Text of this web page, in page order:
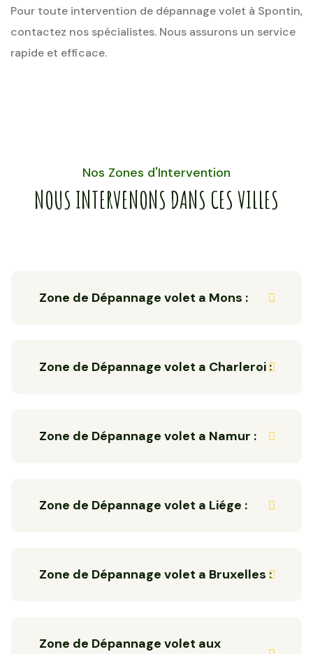
Pour toute intervention de dépannage volet à Spontin,
contactez nos spécialistes. Nous assurons un service
rapide et efficace.
Nos Zones d'Intervention
NOUS INTERVENONS DANS CES VILLES
Zone de Dépannage volet a Mons :
Zone de Dépannage volet a Charleroi :
Zone de Dépannage volet a Namur :
Zone de Dépannage volet a Liége :
Zone de Dépannage volet a Bruxelles :
Zone de Dépannage volet aux